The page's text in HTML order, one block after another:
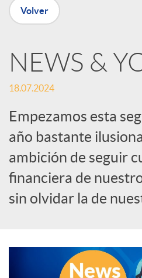
e
n
R
e
d
e
s
Volver
NEWS &
18.07.2024
Empezamos esta
año bastante
ambición de seguir
financiera de
sin olvidar la de